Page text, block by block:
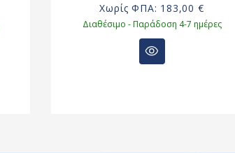
Χωρίς ΦΠΑ: 183,00 €
Διαθέσιμο - Παράδοση 4-7 ημέρες